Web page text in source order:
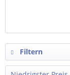
Filtern